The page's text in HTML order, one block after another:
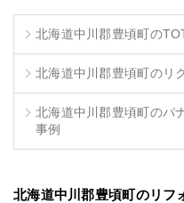
北海道中川郡豊頃町の
北海道中川郡豊頃町のリ
北海道中川郡豊頃町のパ
事例
北海道中川郡豊頃町のリフ